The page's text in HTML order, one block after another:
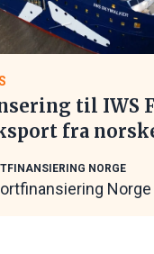
til IWS
fra
NORGE
Norge